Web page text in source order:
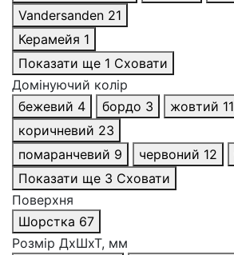
Vandersanden 21
Керамейя 1
Показати ще 1 Сховати
Домінуючий колір
бежевий 4 бордо 3 жовтий 11
коричневий 23
помаранчевий 9 червоний 12
Показати ще 3 Сховати
Поверхня
Шорстка 67
Розмір ДхШхТ, мм